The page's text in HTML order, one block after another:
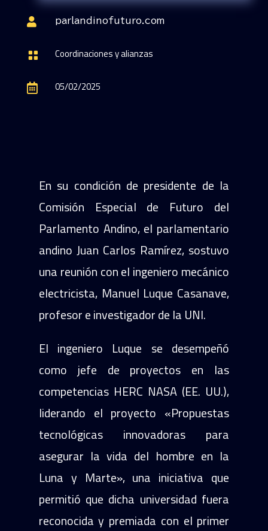
 parlandinofuturo.com
 Coordinaciones y alianzas
 05/02/2025
En su condición de presidente de la
Comisión Especial de Futuro del
Parlamento Andino, el parlamentario
andino Juan Carlos Ramírez, sostuvo
una reunión con el ingeniero mecánico
electricista, Manuel Luque Casanave,
profesor e investigador de la UNI.
El ingeniero Luque se desempeñó
como jefe de proyectos en las
competencias HERC NASA (EE. UU.),
liderando el proyecto «Propuestas
tecnológicas innovadoras para
asegurar la vida del hombre en la
Luna y Marte», una iniciativa que
permitió que dicha universidad fuera
reconocida y premiada con el primer